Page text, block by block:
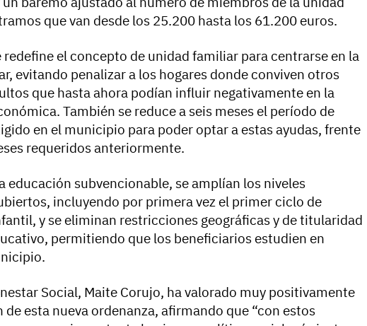
que van desde los 25.200 hasta los 61.200 euros.
redefine el concepto de unidad familiar para centrarse en la
evitando penalizar a los hogares donde conviven otros
que hasta ahora podían influir negativamente en la
También se reduce a seis meses el período de
en el municipio para poder optar a estas ayudas, frente
requeridos anteriormente.
educación subvencionable, se amplían los niveles
incluyendo por primera vez el primer ciclo de
y se eliminan restricciones geográficas y de titularidad
permitiendo que los beneficiarios estudien en
Social, Maite Corujo, ha valorado muy positivamente
de esta nueva ordenanza, afirmando que “con estos